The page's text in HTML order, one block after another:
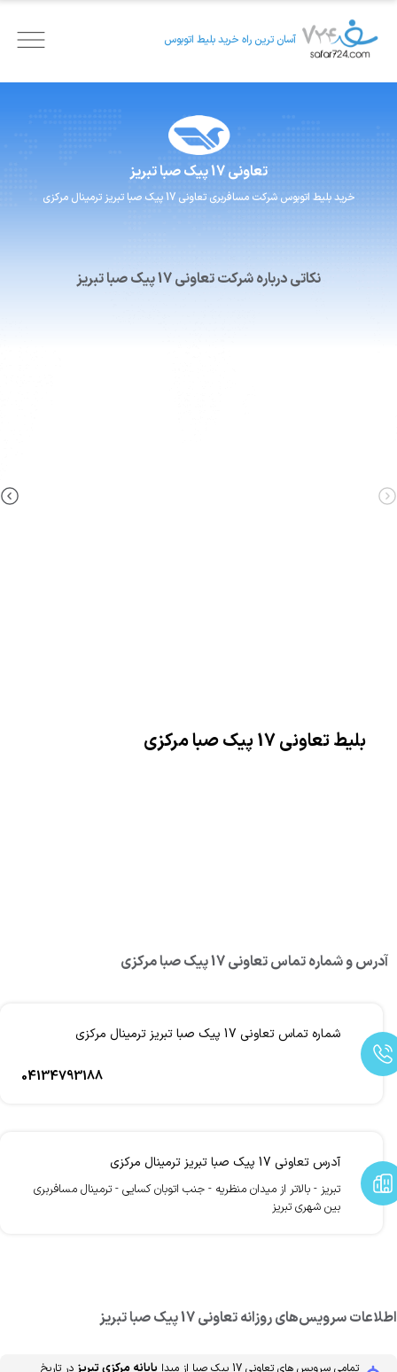
آسان ترین راه خرید بلیط اتوبوس
تعاونی 17 پیک صبا تبریز
خرید بلیط اتوبوس شرکت مسافربری تعاونی 17 پیک صبا تبریز ترمینال مرکزی
نکاتی درباره شرکت تعاونی 17 پیک صبا تبریز
بلیط تعاونی 17 پیک صبا مرکزی
آدرس و شماره تماس تعاونی 17 پیک صبا مرکزی
شماره تماس تعاونی 17 پیک صبا تبریز ترمینال مرکزی
04134793188
آدرس تعاونی 17 پیک صبا تبریز ترمینال مرکزی
تبریز - بالاتر از میدان منظریه - جنب اتوبان کسایی - ترمینال مسافربری
بین شهری تبریز
سرویس‌های روزانه تعاونی 17 پیک صبا تبریز
تمامی سرویس های تعاونی 17 پیک صبا از مبدا پایانه مرکزیتبریز در تاریخ